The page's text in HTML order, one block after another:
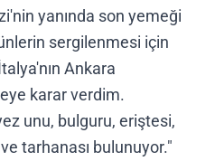
yanında son yemeği
sergilenmesi için
Ankara
karar verdim.
unu, bulguru, eriştesi,
tarhanası bulunuyor."